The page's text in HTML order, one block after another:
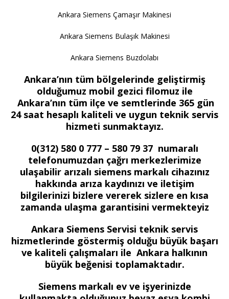
Ankara Siemens Çamaşır Makinesi
Ankara Siemens Bulaşık Makinesi
Ankara Siemens Buzdolabı
Ankara’nın tüm bölgelerinde geliştirmiş
olduğumuz mobil gezici filomuz ile
Ankara’nın tüm ilçe ve semtlerinde 365 gün
24 saat hesaplı kaliteli ve uygun teknik servis
hizmeti sunmaktayız.
0(312) 580 0 777 – 580 79 37 numaralı
telefonumuzdan çağrı merkezlerimize
ulaşabilir arızalı siemens markalı cihazınız
hakkında arıza kaydınızı ve iletişim
bilgilerinizi bizlere vererek sizlere en kısa
zamanda ulaşma garantisini vermekteyiz
Ankara Siemens Servisi teknik servis
hizmetlerinde göstermiş olduğu büyük başarı
ve kaliteli çalışmaları ile Ankara halkının
büyük beğenisi toplamaktadır.
Siemens markalı ev ve işyerinizde